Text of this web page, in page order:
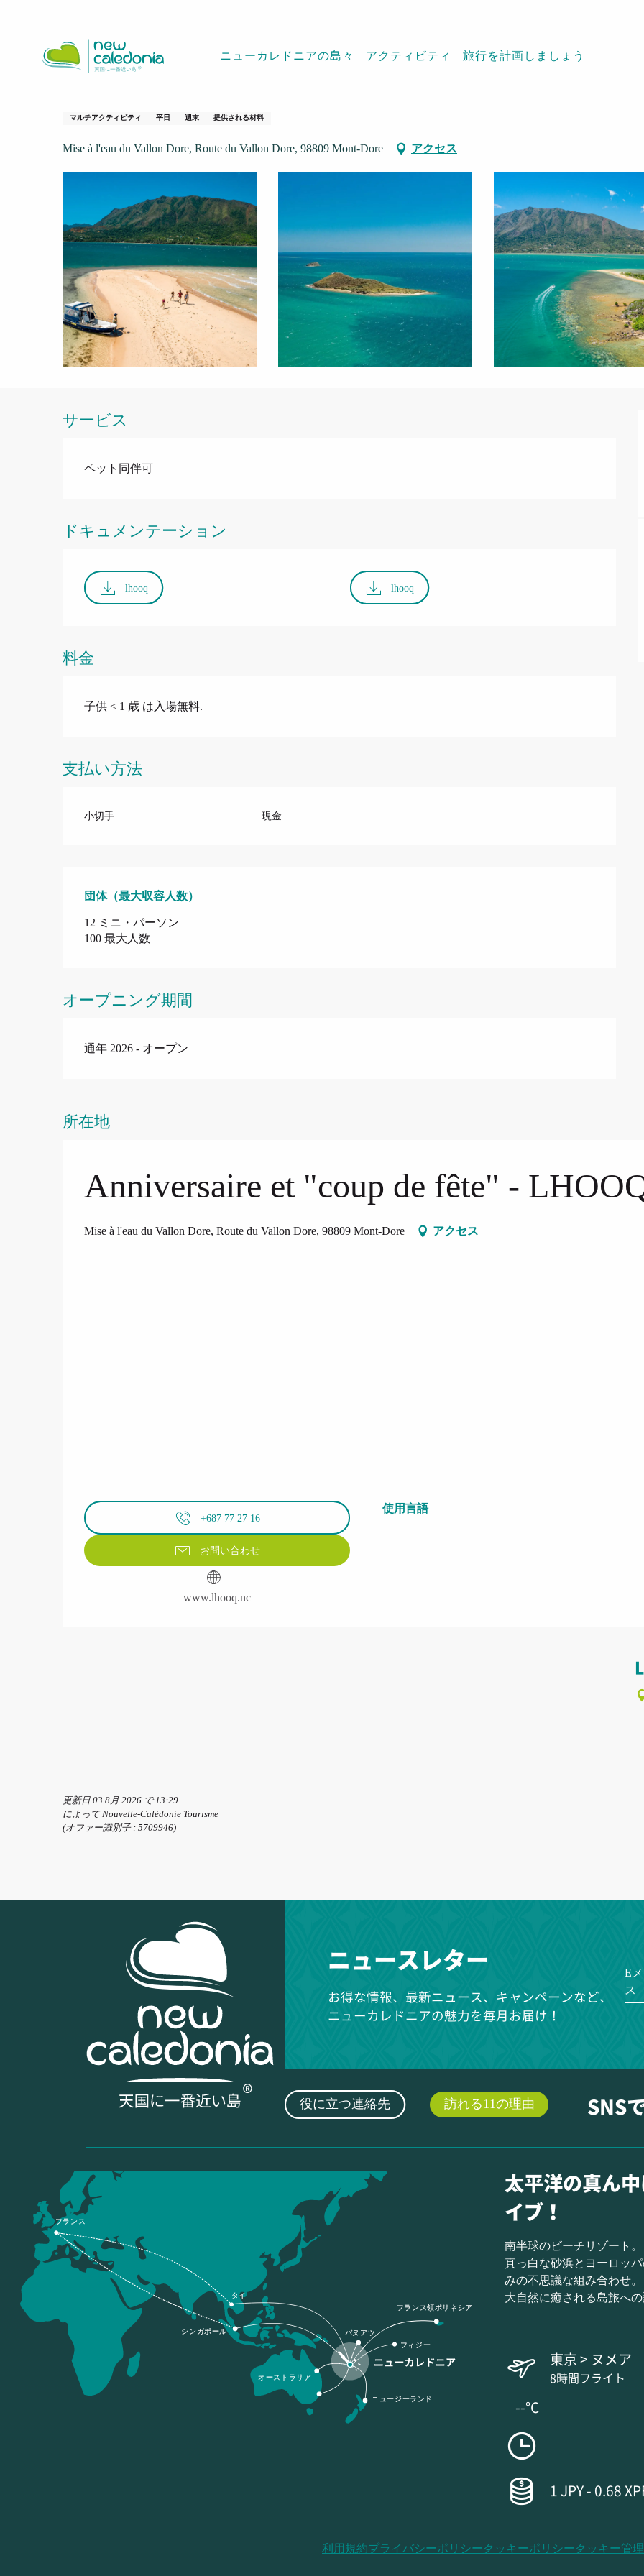
ニューカレドニアの島々 アクティビティ 旅行を計画しましょう
Anniversaire et "coup de fête" - LHOOQ
マルチアクティビティ 平日 週末 提供される材料
Mise à l'eau du Vallon Dore, Route du Vallon Dore, 98809 Mont-Dore アクセス
サービス
ペット同伴可
ドキュメンテーション
lhooq lhooq
料金
子供 < 1 歳 は入場無料.
支払い方法
小切手 現金
団体（最大収容人数）
団体（最大収容人数）
12 ミニ・パーソン
100 最大人数
オープニング期間
通年 2026 - オープン
所在地
Anniversaire et "coup de fête" -
Mise à l'eau du Vallon Dore, Route du Vallon Dore, 98809 Mont-Dore アクセス
+687 77 27 16
お問い合わせ
www.lhooq.nc
使用言語
使用言語
更新日 03 8月 2026 で 13:29
によって Nouvelle-Calédonie Tourisme
(オファー識別子 : 5709946)
ニュースレター
お得な情報、最新ニュース、キャンペーンなど、
ニューカレドニアの魅力を毎月お届け！
E
ス
役に立つ連絡先 訪れる11の理由 SNS
フランス
フランス領ポリネシア
フィジー
ニュージーランド
オーストラリア
シンガポール
タイ
バヌアツ
太平洋の真ん
イブ！
南半球のビーチリゾート
真っ白な砂浜とヨーロッ
みの不思議な組み合わせ
大自然に癒される島旅へ
東京 > ヌメア
8時間フライト
--°C
1 JPY - 0.68
利用規約プライバシーポリシークッキーポリシークッキー管理